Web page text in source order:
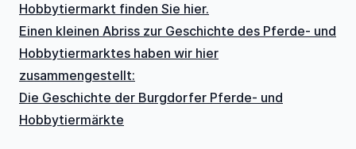
Hobbytiermarkt finden Sie hier.
Einen kleinen Abriss zur Geschichte des Pferde- und
Hobbytiermarktes haben wir hier
zusammengestellt:
Die Geschichte der Burgdorfer Pferde- und
Hobbytiermärkte